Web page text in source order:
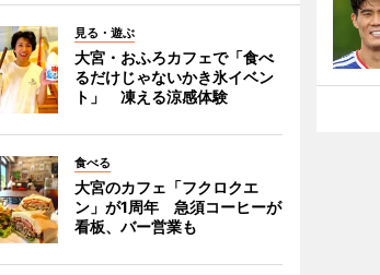
見る・遊ぶ
大宮・おふろカフェで「食べ
るだけじゃないかき氷イベン
ト」 凍える涼感体験
食べる
大宮のカフェ「フクロクエ
ン」が1周年 急須コーヒーが
看板、バー営業も